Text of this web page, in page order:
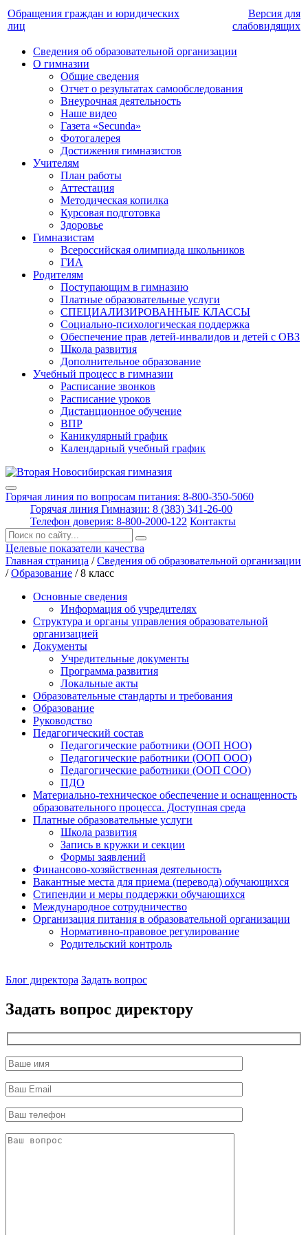
Обращения граждан и юридических
лиц
Версия для
слабовидящих
Сведения об образовательной организации
О гимназии
Общие сведения
Отчет о результатах самообследования
Внеурочная деятельность
Наше видео
Газета «Secunda»
Фотогалерея
Достижения гимназистов
Учителям
План работы
Аттестация
Методическая копилка
Курсовая подготовка
Здоровье
Гимназистам
Всероссийская олимпиада школьников
ГИА
Родителям
Поступающим в гимназию
Платные образовательные услуги
СПЕЦИАЛИЗИРОВАННЫЕ КЛАССЫ
Социально-психологическая поддержка
Обеспечение прав детей-инвалидов и детей с ОВЗ
Школа развития
Дополнительное образование
Учебный процесс в гимназии
Расписание звонков
Расписание уроков
Дистанционное обучение
ВПР
Каникулярный график
Календарный учебный график
Горячая линия по вопросам питания: 8-800-350-5060
Горячая линия Гимназии: 8 (383) 341-26-00
Телефон доверия: 8-800-2000-122 Контакты
Поиск:
Целевые показатели качества
Главная страница /Сведения об образовательной организации
/Образование /8 класс
Основные сведения
Информация об учредителях
Структура и органы управления образовательной
организацией
Документы
Учредительные документы
Программа развития
Локальные акты
Образовательные стандарты и требования
Образование
Руководство
Педагогический состав
Педагогические работники (ООП НОО)
Педагогические работники (ООП ООО)
Педагогические работники (ООП СОО)
ПДО
Материально-техническое обеспечение и оснащенность
образовательного процесса. Доступная среда
Платные образовательные услуги
Школа развития
Запись в кружки и секции
Формы заявлений
Финансово-хозяйственная деятельность
Вакантные места для приема (перевода) обучающихся
Стипендии и меры поддержки обучающихся
Международное сотрудничество
Организация питания в образовательной организации
Нормативно-правовое регулирование
Родительский контроль
директор
Блог директора Задать вопрос
Задать вопрос директору